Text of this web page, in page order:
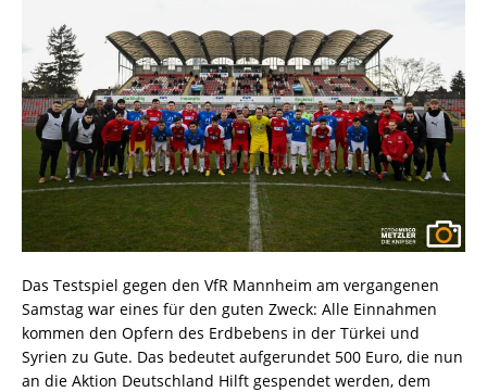
Das Testspiel gegen den VfR Mannheim am vergangenen
Samstag war eines für den guten Zweck: Alle Einnahmen
kommen den Opfern des Erdbebens in der Türkei und
Syrien zu Gute. Das bedeutet aufgerundet 500 Euro, die nun
an die Aktion Deutschland Hilft gespendet werden, dem